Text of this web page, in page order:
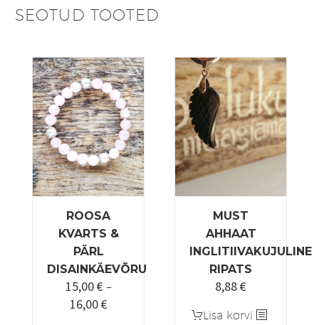
SEOTUD TOOTED
ROOSA
KVARTS &
PÄRL
DISAINKÄEVÕRU
15,00€ –
16,00€Hinnavahemik:
MUST
AHHAAT
INGLITIIVAKUJULINE
RIPATS
8,88€
Lisa korvi